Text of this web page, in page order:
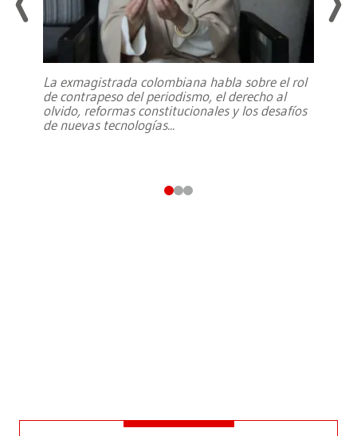
La exmagistrada colombiana habla sobre el rol
de contrapeso del periodismo, el derecho al
olvido, reformas constitucionales y los desafíos
de nuevas tecnologías...